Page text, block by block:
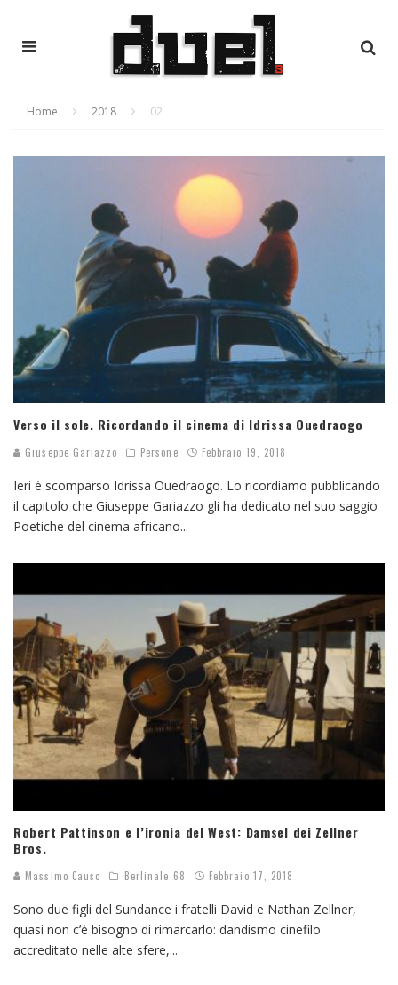
Home 2018 02
Verso il sole. Ricordando il cinema di Idrissa Ouedraogo
Giuseppe Gariazzo Persone Febbraio 19, 2018
Ieri è scomparso Idrissa Ouedraogo. Lo ricordiamo pubblicando
il capitolo che Giuseppe Gariazzo gli ha dedicato nel suo saggio
Poetiche del cinema africano...
Robert Pattinson e l’ironia del West: Damsel dei Zellner
Bros.
Massimo Causo Berlinale 68 Febbraio 17, 2018
Sono due figli del Sundance i fratelli David e Nathan Zellner,
quasi non c’è bisogno di rimarcarlo: dandismo cinefilo
accreditato nelle alte sfere,...